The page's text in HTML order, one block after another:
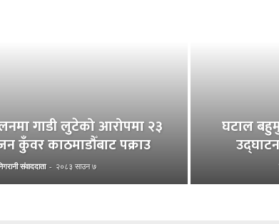
गाडी लुटेको आरोपमा २३
कुँवर काठमाडौँबाट पक्राउ
संवाददाता - २०८३ साउन ७
घटाल